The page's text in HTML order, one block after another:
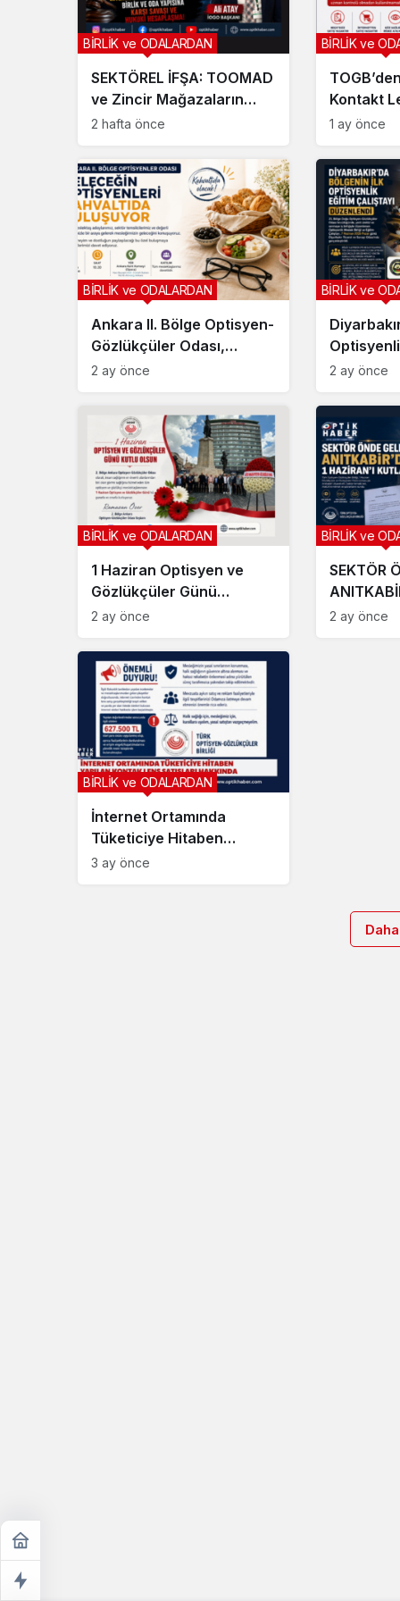
SEKTÖREL İFŞA: TOOMAD
ve Zincir Mağazaların
Birlik Yapısına Karşı
BİRLİK ve ODALARDAN
2 hafta önce
Kontakt
Sert Tepki:
Görme
BİRLİK ve
1 ay önce
Ankara II. Bölge Optisyen-
Gözlükçüler Odası,
Geleceğin Optisyenleri ile
BİRLİK ve ODALARDAN
2 ay önce
Çalıştayı
BİRLİK ve
2 ay önce
1 Haziran Optisyen ve
Gözlükçüler Günü
Kutlama Mesajı
BİRLİK ve ODALARDAN
2 ay önce
SEKTÖR
BİRLİK ve
2 ay önce
İnternet Ortamında
Tüketiciye Hitaben
Yapılan Kontak Lens
BİRLİK ve ODALARDAN
3 ay önce